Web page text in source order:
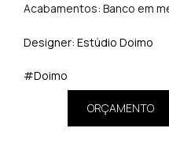
Acabamentos: Banco em
Designer: Estúdio Doimo
#Doimo
ORÇAMENTO